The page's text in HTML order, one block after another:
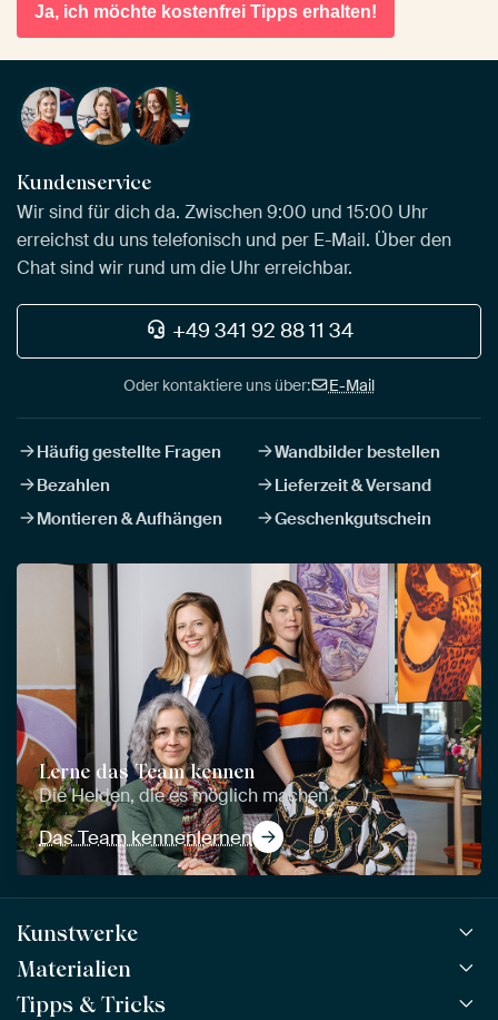
Ja, ich möchte kostenfrei Tipps erhalten!
Kundenservice
Wir sind für dich da. Zwischen 9:00 und 15:00 Uhr
erreichst du uns telefonisch und per E-Mail. Über den
Chat sind wir rund um die Uhr erreichbar.
+49 341 92 88 11 34
Oder kontaktiere uns über: E-Mail
Häufig gestellte Fragen
Wandbilder bestellen
Bezahlen
Lieferzeit & Versand
Montieren & Aufhängen
Geschenkgutschein
Lerne das Team kennen
Die Helden, die es möglich machen
Das Team kennenlernen
Kunstwerke
Alle Kunstwerke
Alle Kollektionen
Materialien
ArtFrame™ BELIEBT
Tipps & Tricks